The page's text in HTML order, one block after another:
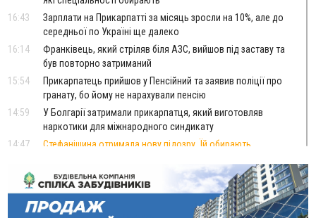
16:43
Зарплати на Прикарпатті за місяць зросли на 10%, але до
середньої по Україні ще далеко
16:14
Франківець, який стріляв біля АЗС, вийшов під заставу та
був повторно затриманий
15:54
Прикарпатець прийшов у Пенсійний та заявив поліції про
гранату, бо йому не нарахували пенсію
14:59
У Болгарії затримали прикарпатця, який виготовляв
наркотики для міжнародного синдикату
14:47
Стефанішина отримала нову підозру. Їй обирають
14:02
«Пілот з Лондона» видурив у жительки Коломийщини
майже 64 тисячі гривень
13:13
У четвер на Прикарпатті очікується сильна спека до 39°